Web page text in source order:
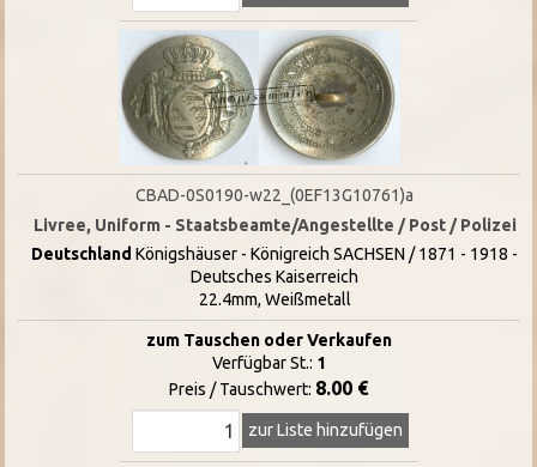
CBAD-0S0190-w22_(0EF13G10761)a
Livree, Uniform - Staatsbeamte/Angestellte / Post / Polizei
Deutschland Königshäuser - Königreich SACHSEN / 1871 - 1918 -
Deutsches Kaiserreich
22.4mm, Weißmetall
zum Tauschen oder Verkaufen
Verfügbar St.: 1
Preis / Tauschwert: 8.00 €
zur Liste hinzufügen